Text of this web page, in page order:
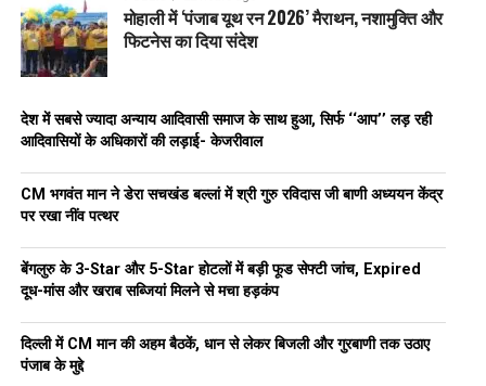
मोहाली में ‘पंजाब यूथ रन 2026’ मैराथन, नशामुक्ति और
फिटनेस का दिया संदेश
देश में सबसे ज्यादा अन्याय आदिवासी समाज के साथ हुआ, सिर्फ ‘‘आप’’ लड़ रही
आदिवासियों के अधिकारों की लड़ाई- केजरीवाल
CM भगवंत मान ने डेरा सचखंड बल्लां में श्री गुरु रविदास जी बाणी अध्ययन केंद्र
पर रखा नींव पत्थर
बेंगलुरु के 3-Star और 5-Star होटलों में बड़ी फूड सेफ्टी जांच, Expired
दूध-मांस और खराब सब्जियां मिलने से मचा हड़कंप
दिल्ली में CM मान की अहम बैठकें, धान से लेकर बिजली और गुरबाणी तक उठाए
पंजाब के मुद्दे